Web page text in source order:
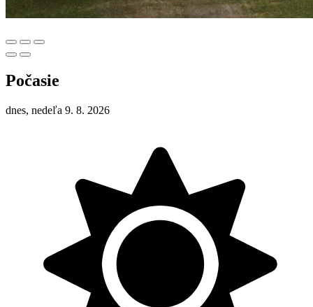
Počasie
dnes, nedeľa 9. 8. 2026